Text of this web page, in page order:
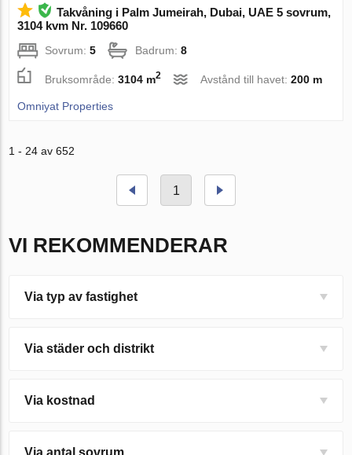
Takvåning i Palm Jumeirah, Dubai, UAE 5 sovrum,
3104 kvm Nr. 109660
Sovrum:5 Badrum:8
Bruksområde:3104 m2 Avstånd till havet:200 m
Omniyat Properties
1 - 24 av 652
1
VI REKOMMENDERAR
Via typ av fastighet
Via städer och distrikt
Via kostnad
Via antal sovrum